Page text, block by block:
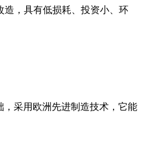
造，具有低损耗、投资小、环
采用欧洲先进制造技术，它能